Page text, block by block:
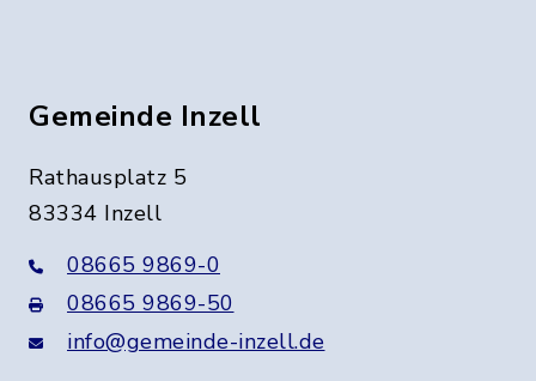
Gemeinde Inzell
Rathausplatz 5
83334 Inzell
08665 9869-0
08665 9869-50
info@gemeinde-inzell.de